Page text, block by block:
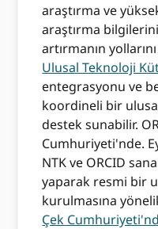
araştırma ve
araştırma
artırmanın
Ulusal Teknoloji
entegrasyonu ve
koordineli bir
destek sunabilir.
Cumhuriyeti'nde.
NTK ve ORCID
yaparak resmi bir
kurulmasına
Çek